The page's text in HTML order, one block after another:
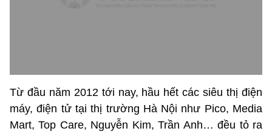
Từ đầu năm 2012 tới nay, hầu hết các siêu thị điện
máy, điện tử tại thị trường Hà Nội như Pico, Media
Mart, Top Care, Nguyễn Kim, Trần Anh… đều tỏ ra